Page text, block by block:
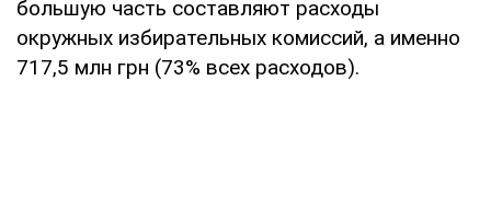
большую часть составляют расходы
окружных избирательных комиссий, а именно
717,5 млн грн (73% всех расходов).